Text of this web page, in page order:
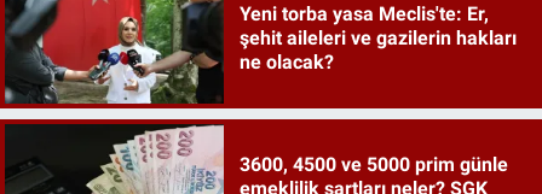
Yeni torba yasa Meclis'te: Er,
şehit aileleri ve gazilerin hakları
ne olacak?
3600, 4500 ve 5000 prim günle
emeklilik şartları neler? SGK